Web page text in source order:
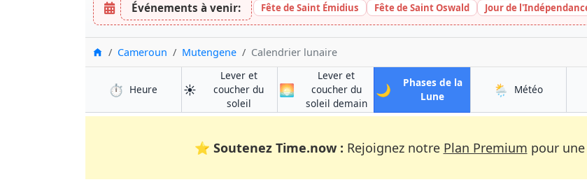
Événements à venir: Fête de Saint Émidius Fête de Saint Oswald Jour de
Accueil
Cameroun Mutengene Calendrier lunaire
⏱️ Heure à Mutengene
☀️
Lever et
coucher du
soleilà Mutengene
🌅
Lever et
coucher du
soleil demainà Mutengene
🌙
Phases de la
Luneà Mutengene
🌦️ Météoà
⭐ Soutenez Time.now : Rejoignez notre Plan Premium pour